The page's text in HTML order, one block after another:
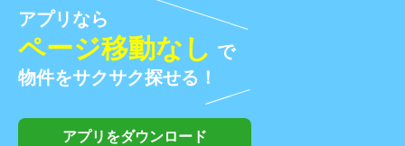
アプリなら
ページ移動なし で
物件をサクサク探せる！
アプリをダウンロード